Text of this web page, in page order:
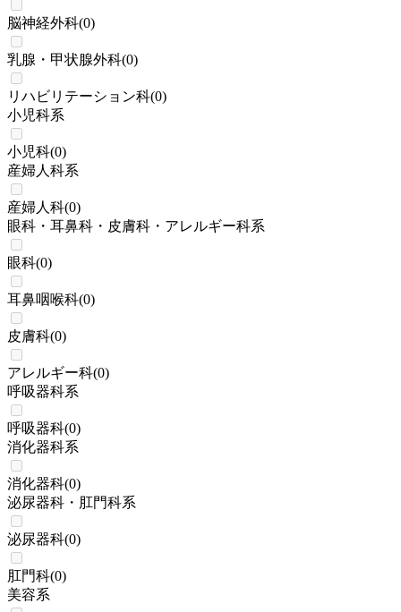
脳神経外科(0)
乳腺・甲状腺外科(0)
リハビリテーション科(0)
小児科系
小児科(0)
産婦人科系
産婦人科(0)
眼科・耳鼻科・皮膚科・アレルギー科系
眼科(0)
耳鼻咽喉科(0)
皮膚科(0)
アレルギー科(0)
呼吸器科系
呼吸器科(0)
消化器科系
消化器科(0)
泌尿器科・肛門科系
泌尿器科(0)
肛門科(0)
美容系